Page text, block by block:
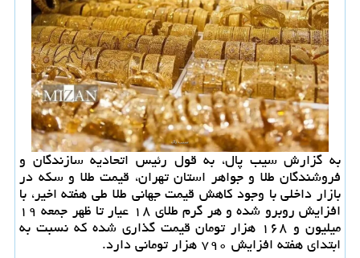
به گزارش سیب پال، به قول رئیس اتحادیه سازندگان و
فروشندگان طلا و جواهر استان تهران، قیمت طلا و سکه در
بازار داخلی با وجود کاهش قیمت جهانی طلا طی هفته اخیر، با
افزایش روبرو شده و هر گرم طلای ۱۸ عیار تا ظهر جمعه ۱۹
میلیون و ۱۶۸ هزار تومان قیمت گذاری شده که نسبت به
ابتدای هفته افزایش ۷۹۰ هزار تومانی دارد.